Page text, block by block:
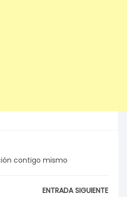
contigo mismo
ENTRADA SIGUIENTE